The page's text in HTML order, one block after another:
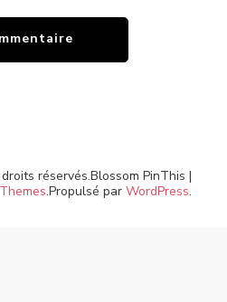
réservés.Blossom PinThis |
.Propulsé par WordPress.